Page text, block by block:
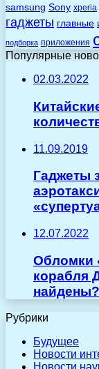
samsung Sony xperia
гаджеты главные
подборка приложения
Популярные
02.03.2022
11.09.2019
Гаджеты
12.07.2022
Обломки
корабля
найдены?
Рубрики
Будущее
Новости